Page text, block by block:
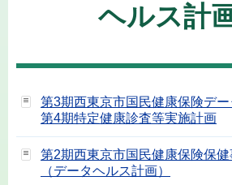
ヘルス計画
第3期西東京市国民健康保険デー
第4期特定健康診査等実施計画
第2期西東京市国民健康保険保
（データヘルス計画）